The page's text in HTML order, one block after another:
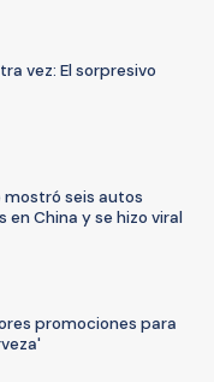
vez: El sorpresivo
mostró seis autos
China y se hizo viral
promociones para